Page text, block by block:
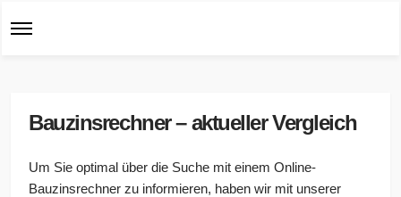
Bauzinsrechner – aktueller Vergleich
Um Sie optimal über die Suche mit einem Online-
Bauzinsrechner zu informieren, haben wir mit unserer